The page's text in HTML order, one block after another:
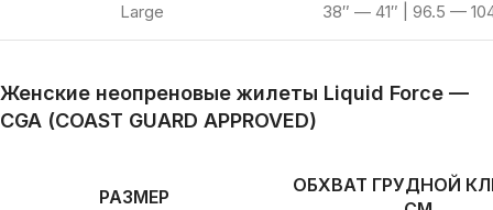
Large 38″ — 41″ | 96.5 —
Женские неопреновые жилеты Liquid Force —
CGA (COAST GUARD APPROVED)
РАЗМЕР
ОБХВАТ ГРУДНОЙ